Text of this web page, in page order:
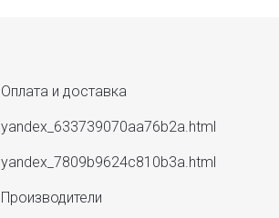
Оплата и доставка
yandex_633739070aa76b2a.html
yandex_7809b9624c810b3a.html
Производители